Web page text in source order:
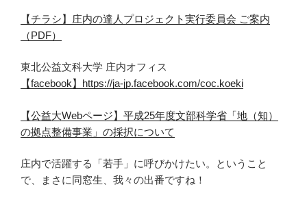
【チラシ】庄内の達人プロジェクト実行委員会 ご案内
（PDF）
東北公益文科大学 庄内オフィス
【facebook】https://ja-jp.facebook.com/coc.koeki
【公益大Webページ】平成25年度文部科学省「地（知）
の拠点整備事業」の採択について
庄内で活躍する「若手」に呼びかけたい。ということ
で、まさに同窓生、我々の出番ですね！